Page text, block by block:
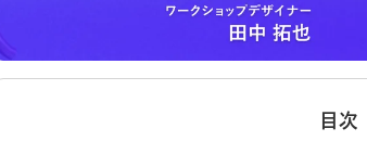
目次